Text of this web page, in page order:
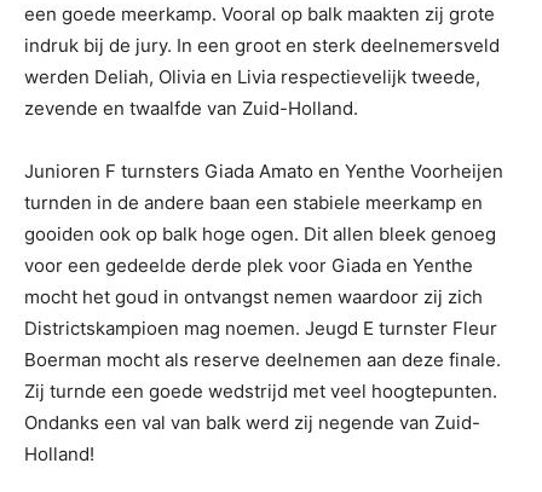
een goede meerkamp. Vooral op balk maakten zij grote
indruk bij de jury. In een groot en sterk deelnemersveld
werden Deliah, Olivia en Livia respectievelijk tweede,
zevende en twaalfde van Zuid-Holland.
Junioren F turnsters Giada Amato en Yenthe Voorheijen
turnden in de andere baan een stabiele meerkamp en
gooiden ook op balk hoge ogen. Dit allen bleek genoeg
voor een gedeelde derde plek voor Giada en Yenthe
mocht het goud in ontvangst nemen waardoor zij zich
Districtskampioen mag noemen. Jeugd E turnster Fleur
Boerman mocht als reserve deelnemen aan deze finale.
Zij turnde een goede wedstrijd met veel hoogtepunten.
Ondanks een val van balk werd zij negende van Zuid-
Holland!